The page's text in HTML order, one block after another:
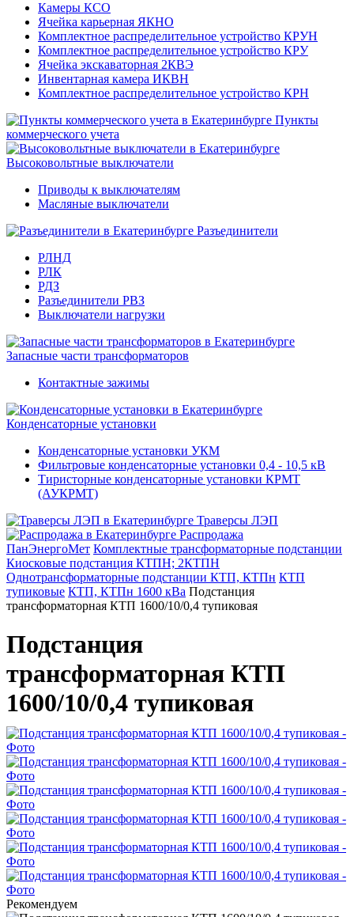
Камеры КСО
Ячейка карьерная ЯКНО
Комплектное распределительное устройство КРУН
Комплектное распределительное устройство КРУ
Ячейка экскаваторная 2КВЭ
Инвентарная камера ИКВН
Комплектное распределительное устройство КРН
Пункты
коммерческого учета
Высоковольтные выключатели
Приводы к выключателям
Масляные выключатели
Разъединители
РЛНД
РЛК
РДЗ
Разъединители РВЗ
Выключатели нагрузки
Запасные части трансформаторов
Контактные зажимы
Конденсаторные установки
Конденсаторные установки УКМ
Фильтровые конденсаторные установки 0,4 - 10,5 кВ
Тиристорные конденсаторные установки КРМТ
(АУКРМТ)
Траверсы ЛЭП
Распродажа
ПанЭнергоМет Комплектные трансформаторные подстанции
Киосковые подстанция КТПН; 2КТПН
Однотрансформаторные подстанции КТП, КТПн КТП
тупиковые КТП, КТПн 1600 кВа Подстанция
трансформаторная КТП 1600/10/0,4 тупиковая
Подстанция
трансформаторная КТП
1600/10/0,4 тупиковая
Рекомендуем